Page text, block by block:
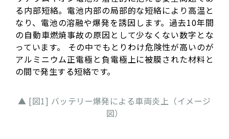
る内部短絡。電池内部の局部的な短絡により高温と
なり、電池の溶融や爆発を誘因します。過去10年間
の自動車燃焼事故の原因として少なくない数字とな
っています。 その中でもとりわけ危険性が高いのが
アルミニウム正電極と負電極上に被膜された材料と
の間で発生する短絡です。
▲ [図1] バッテリー爆発による車両炎上（イメージ
図）